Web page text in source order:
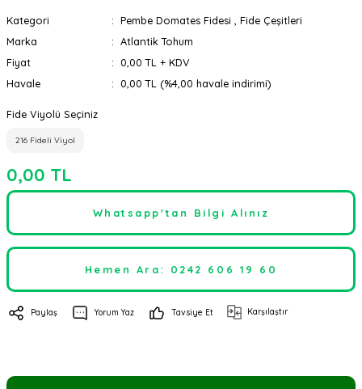
Kategori Pembe Domates Fidesi
Fide Çeşitleri
Marka
Atlantik Tohum
Fiyat
0,00 TL + KDV
Havale
0,00 TL (%4,00 havale indirimi)
Fide Viyolü Seçiniz
216 Fideli Viyol
0,00 TL
Whatsapp'tan Bilgi Alınız
Hemen Ara: 0242 606 19 60
Paylaş Yorum Yaz Tavsiye Et Karşılaştır